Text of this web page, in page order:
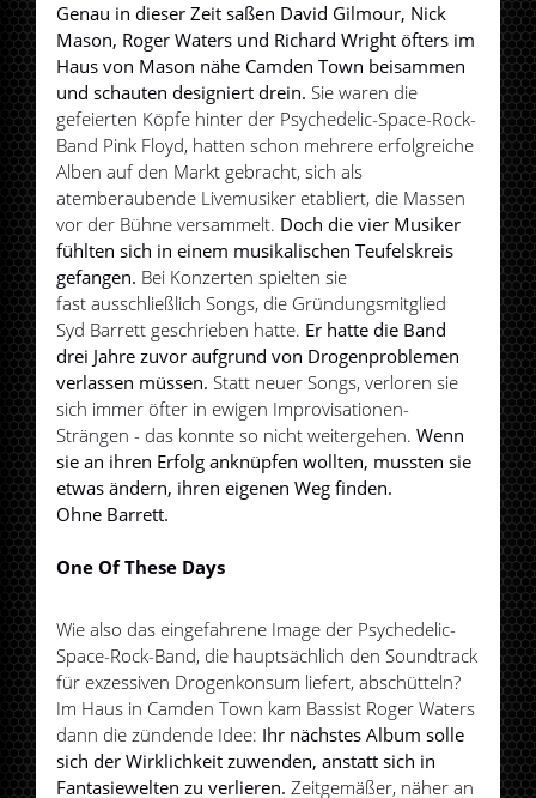
Genau in dieser Zeit saßen David Gilmour, Nick
Mason, Roger Waters und Richard Wright öfters im
Haus von Mason nähe Camden Town beisammen
und schauten designiert drein. Sie waren die
gefeierten Köpfe hinter der Psychedelic-Space-Rock-
Band Pink Floyd, hatten schon mehrere erfolgreiche
Alben auf den Markt gebracht, sich als
atemberaubende Livemusiker etabliert, die Massen
vor der Bühne versammelt. Doch die vier Musiker
fühlten sich in einem musikalischen Teufelskreis
gefangen. Bei Konzerten spielten sie
fast ausschließlich Songs, die Gründungsmitglied
Syd Barrett geschrieben hatte. Er hatte die Band
drei Jahre zuvor aufgrund von Drogenproblemen
verlassen müssen. Statt neuer Songs, verloren sie
sich immer öfter in ewigen Improvisationen-
Strängen - das konnte so nicht weitergehen.Wenn
sie an ihren Erfolg anknüpfen wollten, mussten sie
etwas ändern, ihren eigenen Weg finden.
Ohne Barrett.
One Of These Days
Wie also das eingefahrene Image der Psychedelic-
Space-Rock-Band, die hauptsächlich den Soundtrack
für exzessiven Drogenkonsum liefert, abschütteln?
Im Haus in Camden Town kam Bassist Roger Waters
dann die zündende Idee: Ihr nächstes Album solle
sich der Wirklichkeit zuwenden, anstatt sich in
Fantasiewelten zu verlieren. Zeitgemäßer, näher an